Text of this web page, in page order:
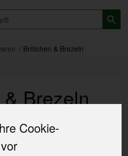
Cookie-
Brötchen & Brezeln
Brezeln